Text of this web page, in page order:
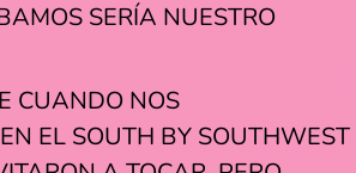
SERÍA NUESTRO
CUANDO NOS
EL SOUTH BY SOUTHWEST